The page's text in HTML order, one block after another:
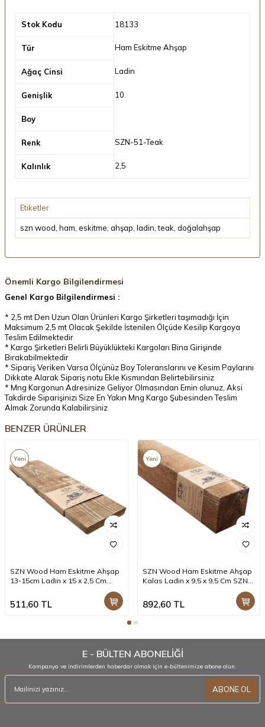
Stok Kodu 18133
Tür Ham Eskitme Ahşap
Ağaç Cinsi Ladin
Genişlik 10
Boy
Renk SZN-51-Teak
Kalınlık 2,5
Etiketler
szn wood ham eskitme ahşap ladin ,teak doğalahşap
Önemli Kargo Bilgilendirmesi
Genel Kargo Bilgilendirmesi :
* 2,5 mt Den Uzun Olan Ürünleri Kargo Şirketleri taşımadığı İçin
Maksimum 2,5 mt Olacak Şekilde İstenilen Ölçüde Kesilip Kargoya
Teslim Edilmektedir
* Kargo Şirketleri Belirli Büyüklükteki Kargoları Bina Girişinde
Bırakabilmektedir
* Sipariş Veriken Varsa Ölçünüz Boy Toleranslarını ve Kesim Paylarını
Dikkate Alarak Sipariş notu Ekle Kısmından Belirtebilirsiniz
* Mng Kargonun Adresinize Geliyor Olmasından Emin olunuz, Aksi
Takdirde Siparişinizi Size En Yakın Mng Kargo Şubesinden Teslim
Almak Zorunda Kalabilirsiniz
BENZER ÜRÜNLER
Yeni
SZN Wood Ham Eskitme Ahşap
13-15cm Ladin x 15 x 2,5 Cm
511,60 TL
Yeni
SZN Wood Ham Eskitme Ahşap
Kalas Ladin x 9,5 x 9,5 Cm SZN-
892,60TL
E - BÜLTEN ABONELİĞİ
Kampanya ve indirimlerden haberdar olmak için e-bültenimize abone olun.
ABONE OL